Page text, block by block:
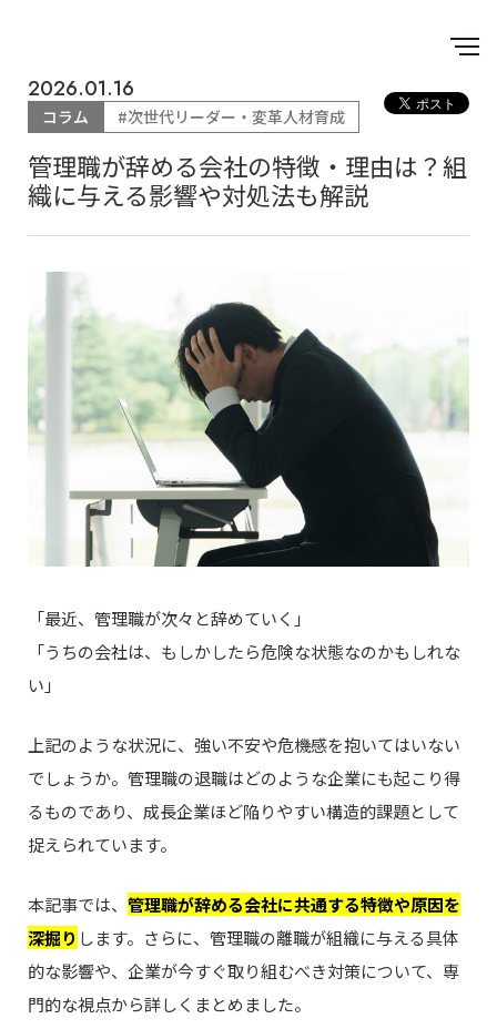
2026.01.16
コラム #次世代リーダー・変革人材育成
管理職が辞める会社の特徴・理由は？組
織に与える影響や対処法も解説
「最近、管理職が次々と辞めていく」
「うちの会社は、もしかしたら危険な状態なのかもしれな
い」
上記のような状況に、強い不安や危機感を抱いてはいない
でしょうか。管理職の退職はどのような企業にも起こり得
るものであり、成長企業ほど陥りやすい構造的課題として
捉えられています。
本記事では、 管理職が辞める会社に共通する特徴や原因を
深掘り します。さらに、管理職の離職が組織に与える具体
的な影響や、企業が今すぐ取り組むべき対策について、専
門的な視点から詳しくまとめました。